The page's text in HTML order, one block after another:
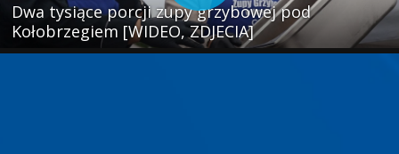
Dwa tysiące porcji zupy grzybowej pod
Kołobrzegiem [WIDEO, ZDJECIA]